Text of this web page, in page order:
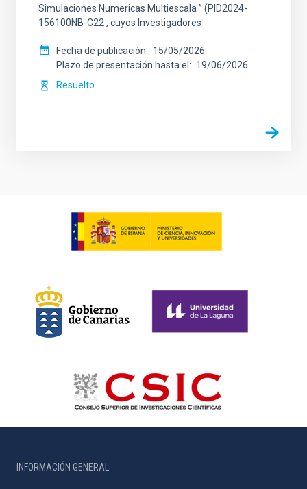
Simulaciones Numericas Multiescala ” (PID2024-
156100NB-C22 , cuyos Investigadores
Fecha de publicación
15/05/2026
Plazo de presentación hasta el
19/06/2026
Resuelto
INFORMACIÓN GENERAL